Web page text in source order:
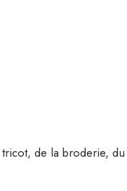
de la broderie,